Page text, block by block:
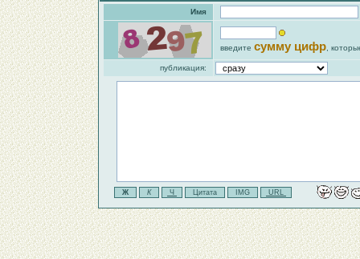
Имя
введите сумму цифр ,
публикация: